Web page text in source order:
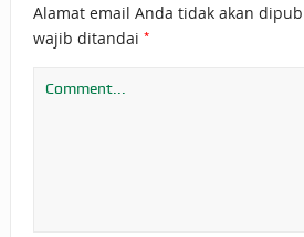
Alamat email Anda tidak akan
wajib ditandai *